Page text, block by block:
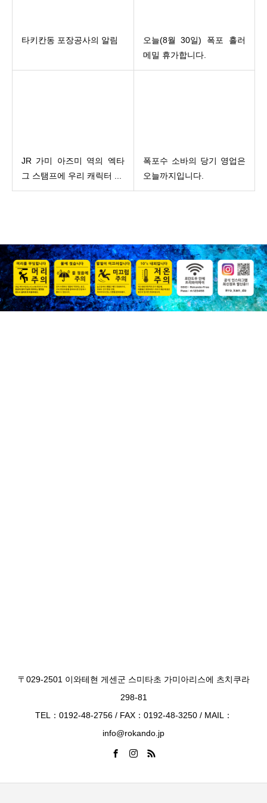
타키칸동 포장공사의 알림
오늘(8월 30일) 폭포 흘러
메밀 휴가합니다.
JR 가미 아즈미 역의 엑타
그 스탬프에 우리 캐릭터 ...
폭포수 소바의 당기 영업은
오늘까지입니다.
〒029-2501 이와테현 게센군 스미타초 가미아리스에 츠치쿠라
298-81
TEL：0192-48-2756 / FAX：0192-48-3250 / MAIL：
info@rokando.jp